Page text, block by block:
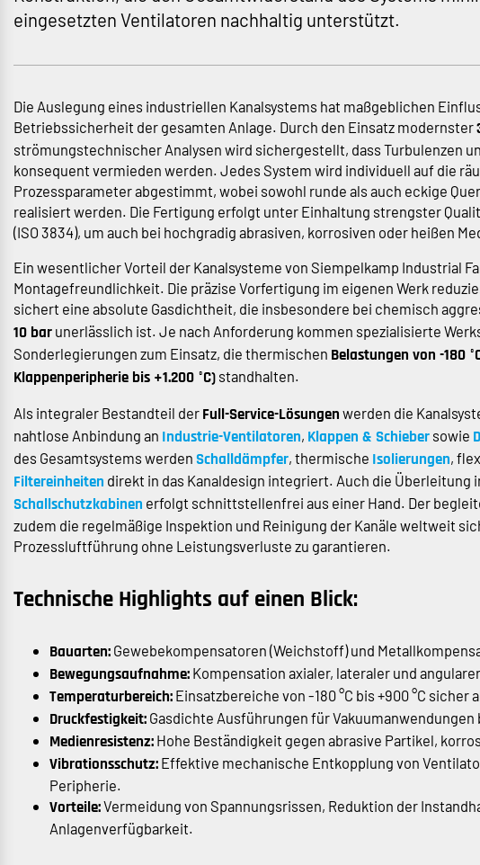
eingesetzten Ventilatoren nachhaltig unterstützt.
Die Auslegung eines industriellen Kanalsystems hat maßgeblichen
Betriebssicherheit der gesamten Anlage. Durch den Einsatz modernster
strömungstechnischer Analysen wird sichergestellt, dass Turbulenzen
konsequent vermieden werden. Jedes System wird individuell auf die
Prozessparameter abgestimmt, wobei sowohl runde als auch eckige
realisiert werden. Die Fertigung erfolgt unter Einhaltung strengster
(ISO 3834), um auch bei hochgradig abrasiven, korrosiven oder heißen
Ein wesentlicher Vorteil der Kanalsysteme von Siempelkamp Industrial
Montagefreundlichkeit. Die präzise Vorfertigung im eigenen Werk
sichert eine absolute Gasdichtheit, die insbesondere bei chemisch
10 bar unerlässlich ist. Je nach Anforderung kommen spezialisierte
Sonderlegierungen zum Einsatz, die thermischen Belastungen von -180
Klappenperipherie bis +1.200 °C) standhalten.
Als integraler Bestandteil der Full-Service-Lösungen werden die
nahtlose Anbindung an Industrie-Ventilatoren, Klappen & Schieber sowie
des Gesamtsystems werden Schalldämpfer, thermische Isolierungen,
Filtereinheiten direkt in das Kanaldesign integriert. Auch die Überleitung
Schallschutzkabinen erfolgt schnittstellenfrei aus einer Hand. Der
zudem die regelmäßige Inspektion und Reinigung der Kanäle weltweit
Prozessluftführung ohne Leistungsverluste zu garantieren.
Technische Highlights auf einen Blick:
Bauarten: Gewebekompensatoren (Weichstoff) und
Bewegungsaufnahme: Kompensation axialer, lateraler und
Temperaturbereich: Einsatzbereiche von -180 °C bis +900 °C sicher
Druckfestigkeit: Gasdichte Ausführungen für Vakuumanwendungen
Medienresistenz: Hohe Beständigkeit gegen abrasive Partikel,
Vibrationsschutz: Effektive mechanische Entkopplung von
Peripherie.
Vorteile:Vermeidung von Spannungsrissen, Reduktion der
Anlagenverfügbarkeit.